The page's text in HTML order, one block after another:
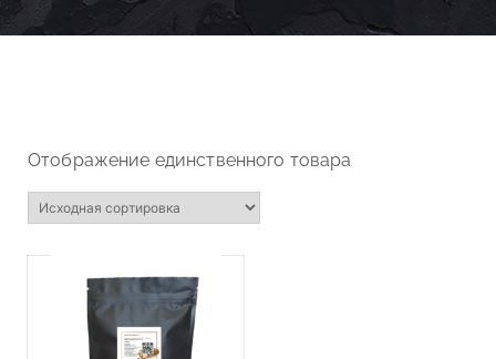
Отображение единственного товара